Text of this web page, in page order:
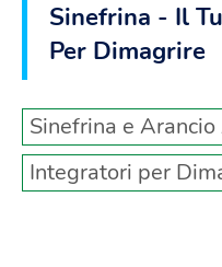
Sinefrina - Il
Per Dimagrire
Sinefrina e
Integratori per